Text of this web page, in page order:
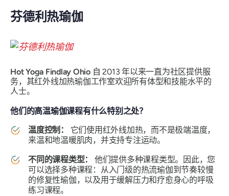
芬德利热瑜伽
Hot Yoga Findlay Ohio 自 2013 年以来一直为社区提供服
务，其红外线加热瑜伽工作室欢迎所有体型和技能水平的
人士。
他们的高温瑜伽课程有什么特别之处？
温度控制： 它们使用红外线加热，而不是极端温度，
来温和地温暖肌肉，并支持专注运动。
不同的课程类型： 他们提供多种课程类型。因此，您
可以选择多种课程：从入门级的热流瑜伽到节奏较慢
的修复性瑜伽，以及用于缓解压力和疗愈身心的呼吸
练习课程。